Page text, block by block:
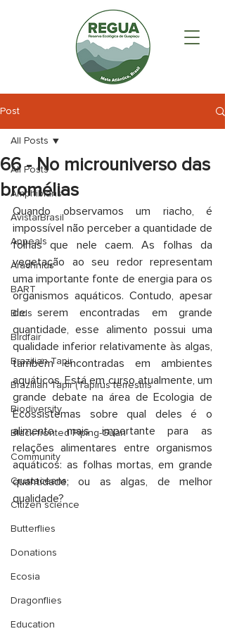
Post
All Posts
Amphibians
AvistarBrasil
Appeals
Arachnids
BART
Birds
Birdfair
Brazilian Tapir
Brazilian Tapir (Tapirus terrestris
Biodiversity
Black-fronted Piping-Guan
Community
Crustaceans
Citizen science
Butterflies
Donations
Ecosia
Dragonflies
Education
All Posts
66 - No microuniverso das
bromélias
Quando observamos um riacho, é
impossível não perceber a quantidade de
folhas que nele caem. As folhas da
vegetação ao seu redor representam
uma importante fonte de energia para os
organismos aquáticos. Contudo, apesar
de serem encontradas em grande
quantidade, esse alimento possui uma
qualidade inferior relativamente às algas,
também encontradas em ambientes
aquáticos. Está em curso atualmente, um
grande debate na área de Ecologia de
Ecossistemas sobre qual deles é o
alimento mais importante para as
relações alimentares entre organismos
aquáticos: as folhas mortas, em grande
quantidade; ou as algas, de melhor
qualidade?